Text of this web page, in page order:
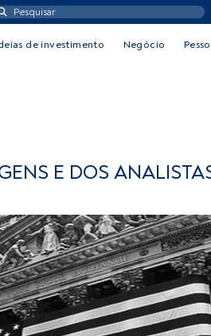
de investimento Negócio
E DOS